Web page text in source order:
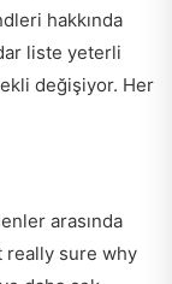
hakkında
liste yeterli
değişiyor. Her
arasında
really sure why